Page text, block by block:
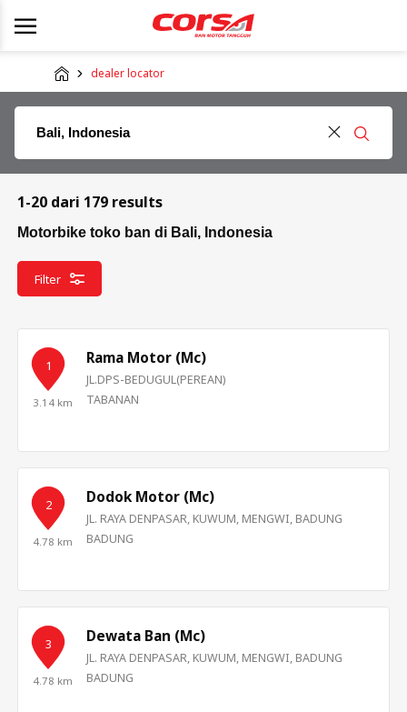
dealer locator
1-20 dari 179 results
Motorbike toko ban di Bali, Indonesia
Filter
1
3.14 km
Rama Motor (Mc)
JL.DPS-BEDUGUL(PEREAN)
TABANAN
2
4.78 km
Dodok Motor (Mc)
JL. RAYA DENPASAR, KUWUM, MENGWI, BADUNG
BADUNG
3
4.78 km
Dewata Ban (Mc)
JL. RAYA DENPASAR, KUWUM, MENGWI, BADUNG
BADUNG